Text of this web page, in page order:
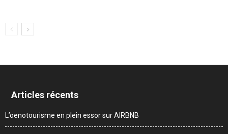
Articles récents
L’oenotourisme en plein essor sur AIRBNB